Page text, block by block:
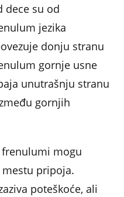
dece su od
jezika
donju stranu
gornje usne
unutrašnju stranu
gornjih
frenulumi mogu
pripoja.
poteškoće, ali